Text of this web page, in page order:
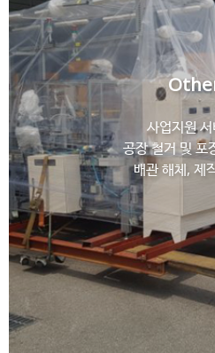
사업지원
공장 철거 및 포
배관 해체, 제